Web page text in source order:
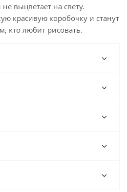
выцветает на свету.
красивую коробочку и станут
кто любит рисовать.